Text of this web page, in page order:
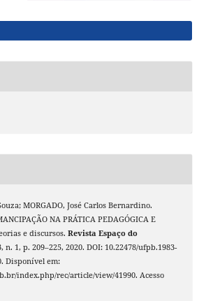
MORGADO, José Carlos Bernardino.
NA PRÁTICA PEDAGÓGICA E
e discursos. Revista Espaço do
n. 1, p. 209–225, 2020. DOI: 10.22478/ufpb.1983-
Disponível em:
index.php/rec/article/view/41990. Acesso